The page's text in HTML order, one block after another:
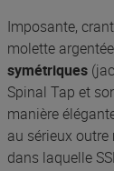
Imposante,
molette
symétriques
Spinal Tap et
manière
au sérieux
dans laquelle